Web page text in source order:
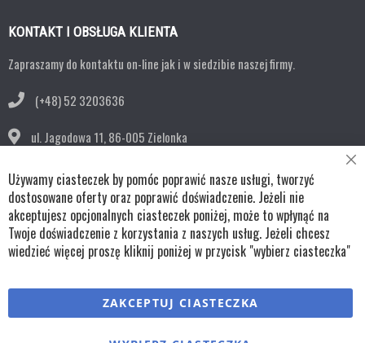
KONTAKT I OBSŁUGA KLIENTA
Zapraszamy do kontaktu on-line jak i w siedzibie naszej firmy.
(+48) 52 3203636
ul. Jagodowa 11, 86-005 Zielonka
bok@remko.pl
OBSERWUJ NAS
Copyright © wszystkie prawa zastrzeżone TKL Progress
RegulaminyPolityka cookiesPolityka prywatności
Używamy ciasteczek by pomóc poprawić nasze usługi, tworzyć
dostosowane oferty oraz poprawić doświadczenie. Jeżeli nie
akceptujesz opcjonalnych ciasteczek poniżej, może to wpłynąć na
Twoje doświadczenie z korzystania z naszych usług. Jeżeli chcesz
wiedzieć więcej proszę kliknij poniżej w przycisk "wybierz ciasteczka"
ZAKCEPTUJ CIASTECZKA